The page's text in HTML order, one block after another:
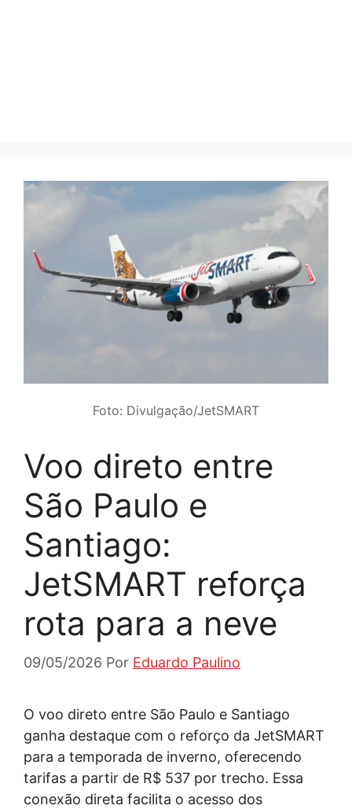
Foto: Divulgação/JetSMART
Voo direto entre
São Paulo e
Santiago:
JetSMART reforça
rota para a neve
09/05/2026 Por Eduardo Paulino
O voo direto entre São Paulo e Santiago
ganha destaque com o reforço da JetSMART
para a temporada de inverno, oferecendo
tarifas a partir de R$ 537 por trecho. Essa
conexão direta facilita o acesso dos